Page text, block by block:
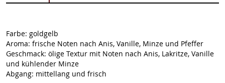
Farbe: goldgelb
Aroma: frische Noten nach Anis, Vanille, Minze und Pfeffer
Geschmack: ölige Textur mit Noten nach Anis, Lakritze, Vanille
und kühlender Minze
Abgang: mittellang und frisch